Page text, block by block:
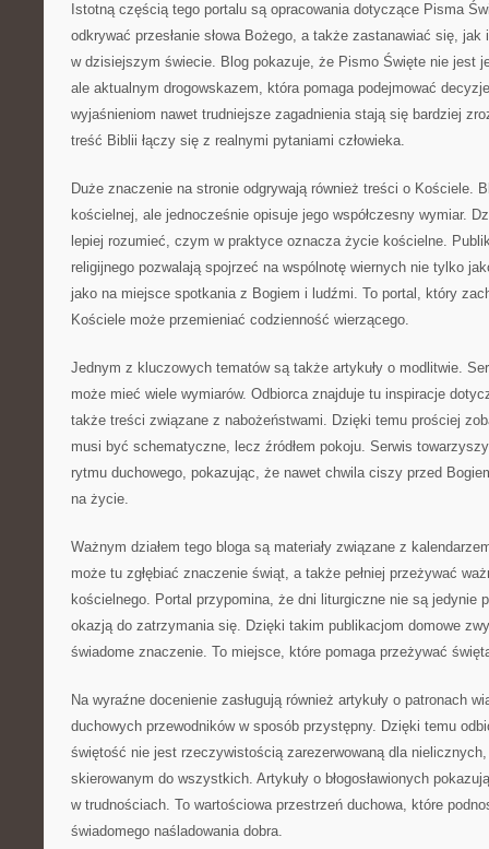
Istotną częścią tego portalu są opracowania dotyczące Pisma
odkrywać przesłanie słowa Bożego, a także zastanawiać się,
w dzisiejszym świecie. Blog pokazuje, że Pismo Święte nie jest
ale aktualnym drogowskazem, która pomaga podejmować
wyjaśnieniom nawet trudniejsze zagadnienia stają się bardziej
treść Biblii łączy się z realnymi pytaniami człowieka.
Duże znaczenie na stronie odgrywają również treści o Kościele.
kościelnej, ale jednocześnie opisuje jego współczesny wymiar.
lepiej rozumieć, czym w praktyce oznacza życie kościelne.
religijnego pozwalają spojrzeć na wspólnotę wiernych nie tylko
jako na miejsce spotkania z Bogiem i ludźmi. To portal, który
Kościele może przemieniać codzienność wierzącego.
Jednym z kluczowych tematów są także artykuły o modlitwie.
może mieć wiele wymiarów. Odbiorca znajduje tu inspiracje
także treści związane z nabożeństwami. Dzięki temu prościej
musi być schematyczne, lecz źródłem pokoju. Serwis
rytmu duchowego, pokazując, że nawet chwila ciszy przed
na życie.
Ważnym działem tego bloga są materiały związane z
może tu zgłębiać znaczenie świąt, a także pełniej przeżywać
kościelnego. Portal przypomina, że dni liturgiczne nie są jedynie
okazją do zatrzymania się. Dzięki takim publikacjom domowe
świadome znaczenie. To miejsce, które pomaga przeżywać
Na wyraźne docenienie zasługują również artykuły o patronach
duchowych przewodników w sposób przystępny. Dzięki temu
świętość nie jest rzeczywistością zarezerwowaną dla
skierowanym do wszystkich. Artykuły o błogosławionych
w trudnościach. To wartościowa przestrzeń duchowa, które
świadomego naśladowania dobra.